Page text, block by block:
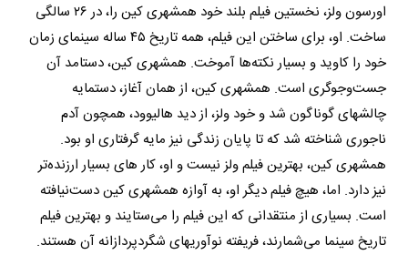
اورسون ولز، نخستین فیلم بلند خود همشهری کین را، در ۲۶ سالگی
ساخت. او، برای ساختن این فیلم، همه تاریخ ۴۵ ساله سینمای زمان
خود را کاوید و بسیار نکته‌ها آموخت. همشهری کین، دستامد آن
جست‌وجوگری است. همشهری کین، از همان آغاز، دستمایه
چالشهای گوناگون شد و خود ولز، از دید هالیوود، همچون آدم
ناجوری شناخته شد که تا پایان زندگی نیز مایه گرفتاری او بود.
همشهری کین، بهترین فیلم ولز نیست و او، کار های بسیار ارزنده‌تر
نیز دارد. اما، هیچ فیلم دیگر او، به آوازه همشهری کین دست‌نیافته
است. بسیاری از منتقدانی که این فیلم را می‌ستایند و بهترین فیلم
تاریخ سینما می‌شمارند، فریفته نوآوریهای شگردپردازانه آن هستند.